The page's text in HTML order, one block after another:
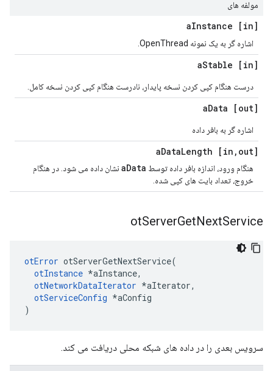
مولفه های
[in] a
Instance
اشاره گر به یک نمونه OpenThread.
[in] a
Stable
درست هنگام کپی کردن نسخه پایدار، نادرست هنگام کپی کردن نسخه کامل.
[out] a
Data
اشاره گر به بافر داده
[in
, out] a
DataLength
هنگام ورود، اندازه بافر داده توسط aData نشان داده می شود. در هنگام
خروج، تعداد بایت های کپی شده.
otServerGetNextService
otError otServerGetNextService(
otInstance *aInstance,
otNetworkDataIterator *aIterator,
otServiceConfig *aConfig
)
سرویس بعدی را در داده های شبکه محلی دریافت می کند.